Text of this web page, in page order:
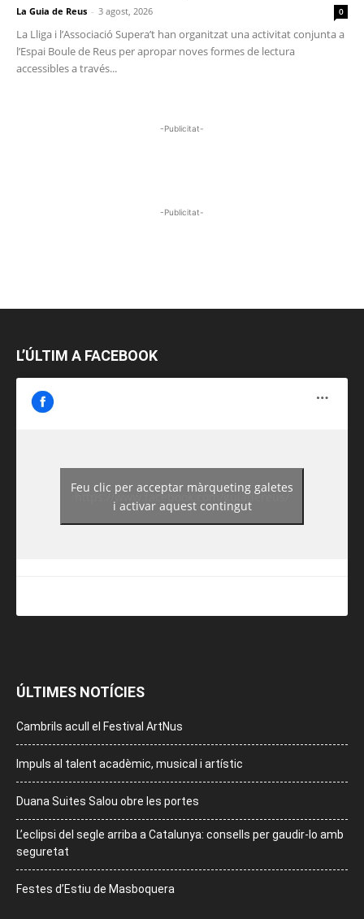
La Guia de Reus - 3 agost, 2026 0
La Lliga i l’Associació Supera’t han organitzat una activitat conjunta a
l’Espai Boule de Reus per apropar noves formes de lectura
accessibles a través...
-Publicitat-
-Publicitat-
L’ÚLTIM A FACEBOOK
https://www.facebook.com/guiadereus/
Feu clic per acceptar màrqueting galetes
i activar aquest contingut
ÚLTIMES NOTÍCIES
Cambrils acull el Festival ArtNus
Impuls al talent acadèmic, musical i artístic
Duana Suites Salou obre les portes
L’eclipsi del segle arriba a Catalunya: consells per gaudir-lo amb
seguretat
Festes d’Estiu de Masboquera